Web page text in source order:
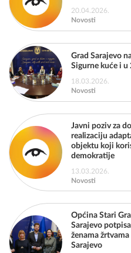
20.04.2026.
Novosti
18.03.2026.
Novosti
Grad Sarajevo
Sigurne kuće i u
13.03.2026.
Novosti
Javni poziv za
realizaciju
objektu koji
demokratije
Općina Stari
Sarajevo
ženama
Sarajevo